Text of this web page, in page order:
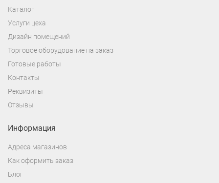
Каталог
Услуги цеха
Дизайн помещений
Торговое оборудование на заказ
Готовые работы
Контакты
Реквизиты
Отзывы
Информация
Адреса магазинов
Как оформить заказ
Блог